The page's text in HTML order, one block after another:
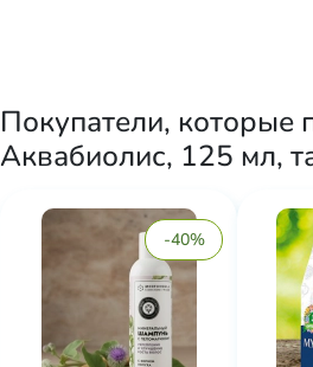
Покупатели, которые
Аквабиолис, 125 мл,
-40%